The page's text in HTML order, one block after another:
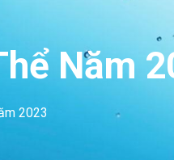
Năm
2023